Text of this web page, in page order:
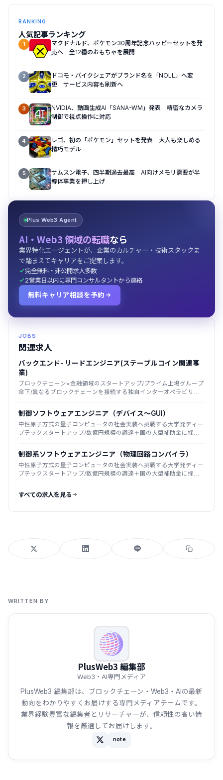
RANKING
人気記事ランキング
1
マクドナルド、ポケモン30周年記念ハッピーセットを発
売へ 全12種のおもちゃを展開
2
ドコモ・バイクシェアがブランド名を「NOLL」へ変
更 サービス内容も刷新へ
3
NVIDIA、動画生成AI「SANA-WM」発表 精密なカメラ
制御で視点操作に対応
4
レゴ、初の「ポケモン」セットを発表 大人も楽しめる
精巧モデル
5
サムスン電子、四半期過去最高 AI向けメモリ需要が半
導体事業を押し上げ
Plus Web3 Agent
AI・Web3 領域の転職なら
業界特化エージェントが、企業のカルチャー・技術スタックま
で踏まえてキャリアをご提案します。
完全無料・非公開求人多数
2営業日以内に専門コンサルタントから連絡
無料キャリア相談を予約
JOBS
関連求人
バックエンド- リードエンジニア(ステーブルコイン関連事
業)
ブロックチェーン×金融領域のスタートアップ/プライム上場グループ
傘下/異なるブロックチェーンを接続する独自インターオペラビリテ
制御ソフトウェアエンジニア（デバイス～GUI）
中性原子方式の量子コンピュータの社会実装へ挑戦する大学発ディー
プテックスタートアップ/数億円規模の調達＋国の大型補助金に採
制御系ソフトウェアエンジニア（物理回路コンパイラ）
中性原子方式の量子コンピュータの社会実装へ挑戦する大学発ディー
プテックスタートアップ/数億円規模の調達＋国の大型補助金に採
すべての求人を見る
WRITTEN BY
PlusWeb3 編集部
Web3・AI専門メディア
PlusWeb3 編集部は、ブロックチェーン・Web3・AIの最新
動向をわかりやすくお届けする専門メディアチームです。
業界経験豊富な編集者とリサーチャーが、信頼性の高い情
報を厳選してお届けします。
note